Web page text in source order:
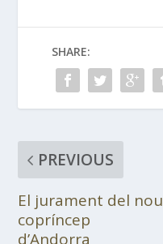
SHARE:
PREVIOUS
El jurament del nou
copríncep
d’Andorra